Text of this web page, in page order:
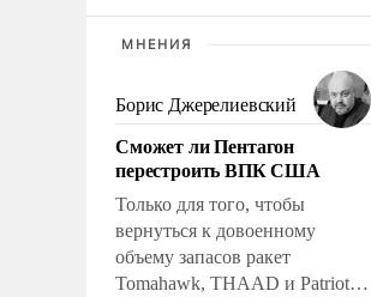
МНЕНИЯ
Борис Джерелиевский
Сможет ли Пентагон
перестроить ВПК США
Только для того, чтобы
вернуться к довоенному
объему запасов ракет
Tomahawk, THAAD и Patriot